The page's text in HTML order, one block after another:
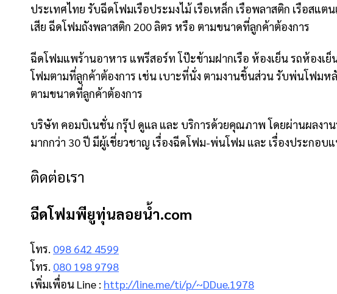
ประเทศไทย รับฉีดโฟมเรือประมงไม้ เรือเหล็ก เรือพลาสติก เรือส
เสีย ฉีดโฟมถังพลาสติก 200 ลิตร หรือ ตามขนาดที่ลูกค้าต้องการ
ฉีดโฟมแพร้านอาหาร แพรีสอร์ท โป๊ะข้ามฝากเรือ ห้องเย็น รถห้อง
โฟมตามที่ลูกค้าต้องการ เช่น เบาะที่นั่ง ตามงานชิ้นส่วน รับพ่นโฟมห
ตามขนาดที่ลูกค้าต้องการ
บริษัท คอมบิเนชั่น กรุ๊ป ดูแล และ บริการด้วยคุณภาพ โดยผ่านผลงา
มากกว่า 30 ปี มีผู้เชี่ยวชาญ เรื่องฉีดโฟม-พ่นโฟม และ เรื่องประกอ
ติดต่อเรา
ฉีดโฟมพียูทุ่นลอยน้ํา.com
โทร. 098 642 4599
โทร. 080 198 9798
เพิ่มเพื่อน Line : http://line.me/ti/p/~DDue.1978